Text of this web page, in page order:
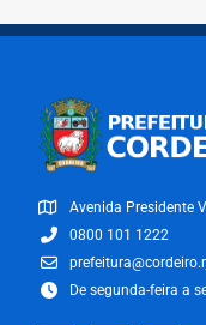
Avenida Presidente
0800 101 1222
De segunda-feira a